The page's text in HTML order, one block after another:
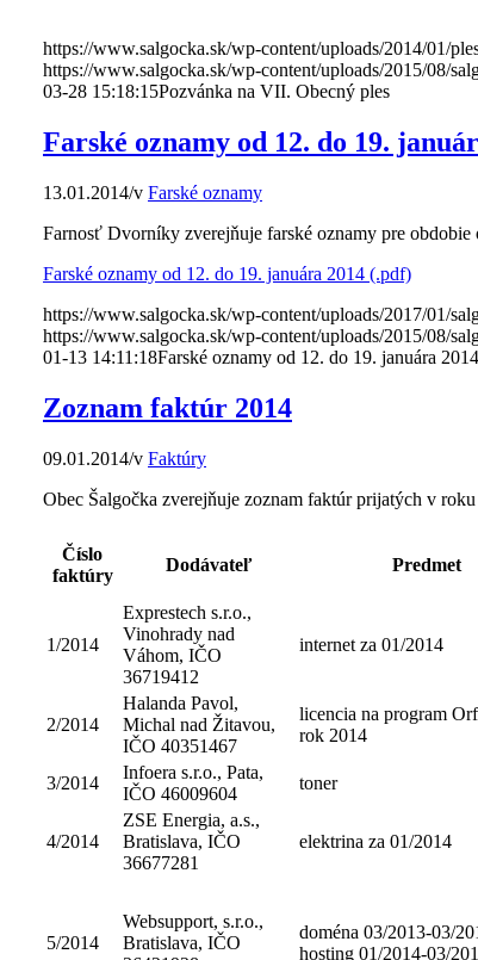
https://www.salgocka.sk/wp-content/uploads/2014/01/
https://www.salgocka.sk/wp-content/uploads/2015/08/
03-28 15:18:15Pozvánka na VII. Obecný ples
Farské oznamy od 12. do 19.
13.01.2014/v Farské oznamy
Farnosť Dvorníky zverejňuje farské oznamy pre obdobie
Farské oznamy od 12. do 19. januára 2014 (.pdf)
https://www.salgocka.sk/wp-content/uploads/2017/01/
https://www.salgocka.sk/wp-content/uploads/2015/08/
01-13 14:11:18Farské oznamy od 12. do 19. januára 2014
Zoznam faktúr 2014
09.01.2014/v Faktúry
Obec Šalgočka zverejňuje zoznam faktúr prijatých v
Číslo
faktúry
Dodávateľ Predmet
1/2014
Exprestech s.r.o.,
Vinohrady nad
Váhom, IČO
36719412
internet za 01/2014
2/2014
Halanda Pavol,
Michal nad Žitavou,
IČO 40351467
licencia na program
rok 2014
3/2014
Infoera s.r.o., Pata,
IČO 46009604
toner
4/2014
ZSE Energia, a.s.,
Bratislava, IČO
36677281
elektrina za 01/2014
5/2014
Websupport, s.r.o.,
Bratislava, IČO
doména 03/2013-03/
hosting 01/2014-03/